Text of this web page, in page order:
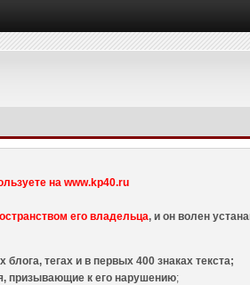
на www.kp40.ru
его владельца, и он волен
тегах и в первых 400 знаках текста;
призывающие к его нарушению;